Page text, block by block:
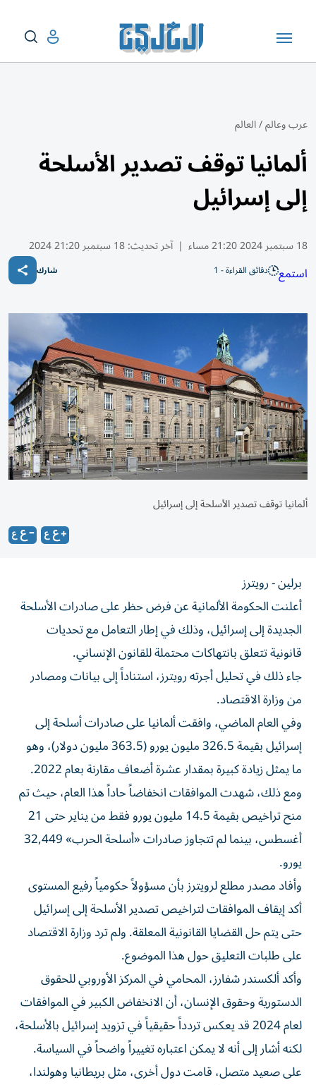
عرب وعالم/العالم
ألمانيا توقف تصدير الأسلحة
إلى إسرائيل
18 سبتمبر 2024 21:20 مساء | آخر تحديث:18 سبتمبر 21:20 2024
استمع دقائق القراءة - 1 شارك
ألمانيا توقف تصدير الأسلحة إلى إسرائيل
برلين - رويترز
أعلنت الحكومة الألمانية عن فرض حظر على صادرات الأسلحة
الجديدة إلى إسرائيل، وذلك في إطار التعامل مع تحديات
قانونية تتعلق بانتهاكات محتملة للقانون الإنساني.
جاء ذلك في تحليل أجرته رويترز، استناداً إلى بيانات ومصادر
من وزارة الاقتصاد.
وفي العام الماضي، وافقت ألمانيا على صادرات أسلحة إلى
إسرائيل بقيمة 326.5 مليون يورو (363.5 مليون دولار)، وهو
ما يمثل زيادة كبيرة بمقدار عشرة أضعاف مقارنة بعام 2022.
ومع ذلك، شهدت الموافقات انخفاضاً حاداً هذا العام، حيث تم
منح تراخيص بقيمة 14.5 مليون يورو فقط من يناير حتى 21
أغسطس، بينما لم تتجاوز صادرات «أسلحة الحرب» 32,449
يورو.
وأفاد مصدر مطلع لرويترز بأن مسؤولاً حكومياً رفيع المستوى
أكد إيقاف الموافقات لتراخيص تصدير الأسلحة إلى إسرائيل
حتى يتم حل القضايا القانونية المعلقة. ولم ترد وزارة الاقتصاد
على طلبات التعليق حول هذا الموضوع.
وأكد ألكسندر شفارز، المحامي في المركز الأوروبي للحقوق
الدستورية وحقوق الإنسان، أن الانخفاض الكبير في الموافقات
لعام 2024 قد يعكس تردداً حقيقياً في تزويد إسرائيل بالأسلحة،
لكنه أشار إلى أنه لا يمكن اعتباره تغييراً واضحاً في السياسة.
على صعيد متصل، قامت دول أخرى، مثل بريطانيا وهولندا،